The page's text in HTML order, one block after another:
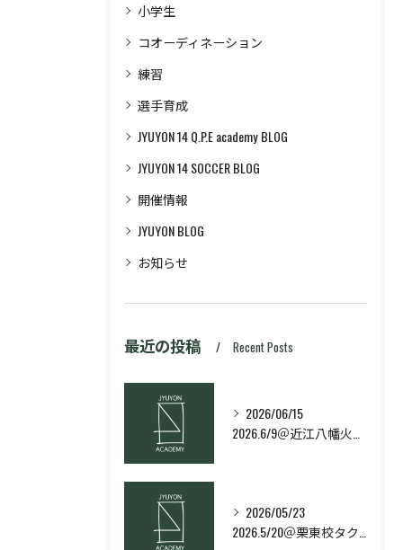
小学生
コオーディネーション
練習
選手育成
JYUYON 14 Q.P.E academy BLOG
JYUYON 14 SOCCER BLOG
開催情報
JYUYON BLOG
お知らせ
最近の投稿 Recent Posts
2026/06/15
2026/05/23